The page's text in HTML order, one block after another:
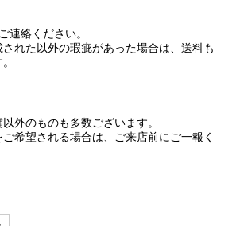
連絡ください。
れた以外の瑕疵があった場合は、送料も
外のものも多数ございます。
希望される場合は、ご来店前にご一報く